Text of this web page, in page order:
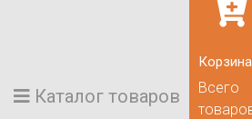
Каталог товаров
Корзина
Всего